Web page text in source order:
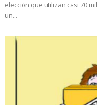
elección que utilizan casi 70
un...